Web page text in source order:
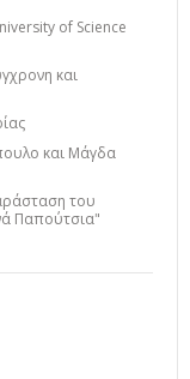
of Science
και
και Μάγδα
του
Παπούτσια"